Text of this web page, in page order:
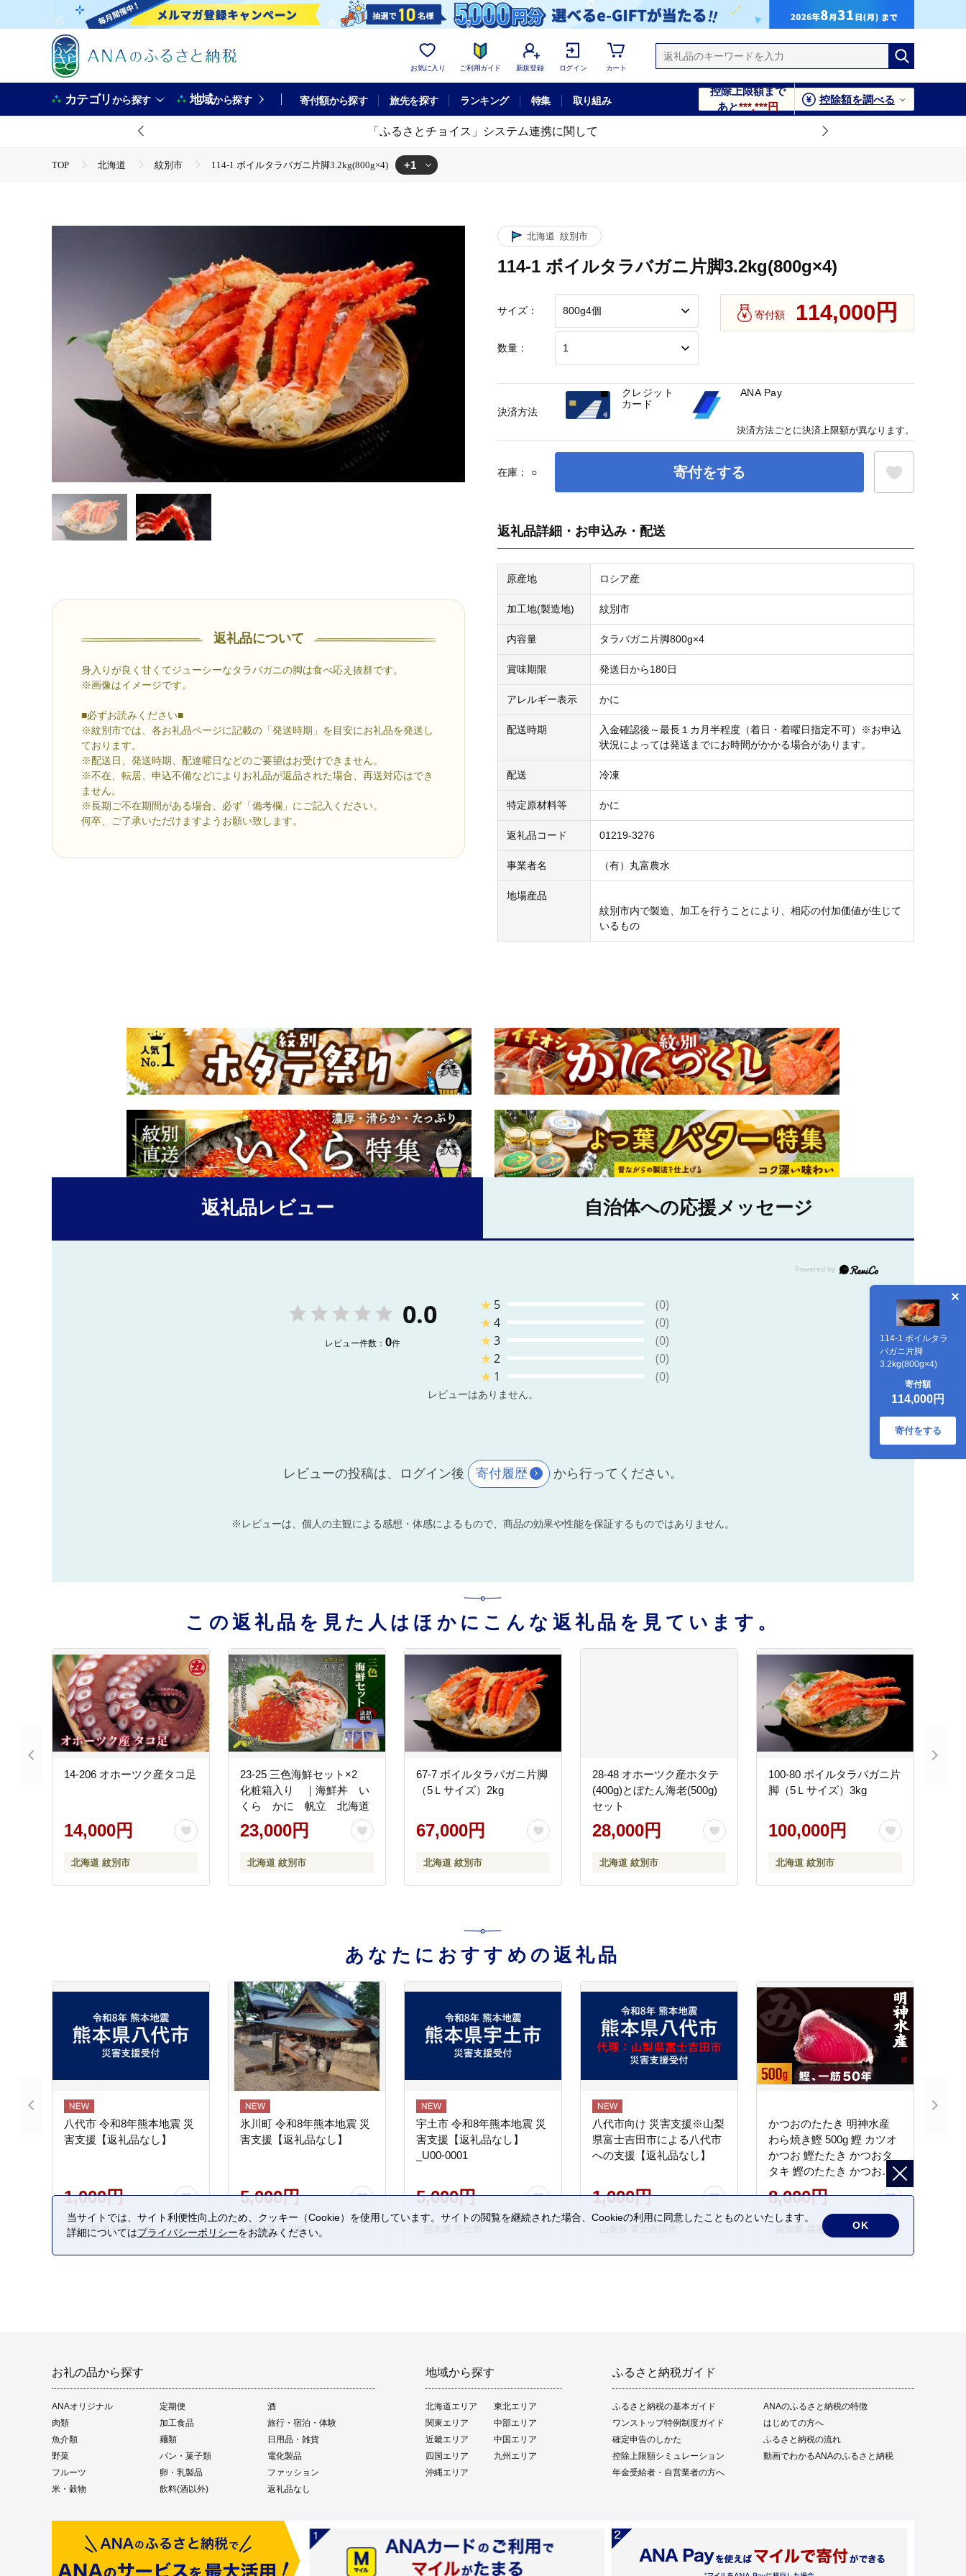
お気に入り ご利用ガイド 新規登録 ログイン カート
カテゴリから探す 地域から探す 寄付額から探す 旅先を探す ランキング 特集 取り組み
控除上限額まで
あと***,***円
控除額を調べる
「ふるさとチョイス」システム連携に関して
TOP 北海道 紋別市 114-1 ボイルタラバガニ片脚3.2kg(800g×4) +1
返礼品について
身入りが良く甘くてジューシーなタラバガニの脚は食べ応え抜群です。
※画像はイメージです。
■必ずお読みください■
※紋別市では、各お礼品ページに記載の「発送時期」を目安にお礼品を発送し
ております。
※配送日、発送時期、配達曜日などのご要望はお受けできません。
※不在、転居、申込不備などによりお礼品が返品された場合、再送対応はでき
ません。
※長期ご不在期間がある場合、必ず「備考欄」にご記入ください。
何卒、ご了承いただけますようお願い致します。
北海道 紋別市
114-1 ボイルタラバガニ片脚3.2kg(800g×4)
サイズ：
数量：
寄付額 114,000円
在庫： ○ 寄付をする
114-1 ボイルタラ
バガニ片脚
3.2kg(800g×4)
寄付額
114,000円
寄付をする
返礼品詳細・お申込み・配送
原産地 ロシア産
加工地(製造地) 紋別市
内容量 タラバガニ片脚800g×4
賞味期限 発送日から180日
アレルギー表示 かに
配送時期
入金確認後～最長１カ月半程度（着日・着曜日指定不可）※お申込
状況によっては発送までにお時間がかかる場合があります。
配送 冷凍
特定原材料等 かに
返礼品コード 01219-3276
事業者名 （有）丸富農水
地場産品
紋別市内で製造、加工を行うことにより、相応の付加価値が生じて
いるもの
決済方法
クレジット
カード
ANA Pay
決済方法ごとに決済上限額が異なります。
返礼品レビュー 自治体への応援メッセージ
0.0
レビュー件数： 0件
★ 5
(0)
★4
(0)
★3
(0)
★2
(0)
★ 1 (0)
レビューはありません。
レビューの投稿は、ログイン後 寄付履歴 から行ってください。
※レビューは、個人の主観による感想・体感によるもので、商品の効果や性能を保証するものではありません。
この返礼品を見た人はほかにこんな返礼品を見ています。
14-206 オホーツク産タコ足
14,000円
北海道 紋別市
23-25 三色海鮮セット×2
化粧箱入り ｜海鮮丼 い
くら かに 帆立 北海道
23,000円
北海道 紋別市
67-7 ボイルタラバガニ片脚
（5Ｌサイズ）2kg
67,000円
北海道 紋別市
28-48 オホーツク産ホタテ
(400g)とぼたん海老(500g)
セット
28,000円
北海道 紋別市
100-80 ボイルタラバガニ片
脚（5Ｌサイズ）3kg
100,000円
北海道 紋別市
あなたにおすすめの返礼品
八代市 令和8年熊本地震 災
害支援【返礼品なし】
1,000円
熊本県 八代市
氷川町 令和8年熊本地震 災
害支援【返礼品なし】
5,000円
熊本県 氷川町
宇土市 令和8年熊本地震 災
害支援【返礼品なし】
_U00-0001
5,000円
八代市向け 災害支援※山梨
県富士吉田市による八代市
への支援【返礼品なし】
1,000円
かつおのたたき 明神水産
わら焼き鰹 500g 鰹 カツオ
かつお 鰹たたき かつおタ
タキ 鰹のたたき かつおの
タタキ 藁焼き わら焼き 魚
さかな 海鮮 刺身 お刺身 冷
凍 ご家庭用 グルメ 特産品
ご当地 本場 高知 黒潮町 ギ
8,000円
高知県 黒潮町
お礼の品から探す
ANAオリジナル 定期便
酒
肉類
加工食品
旅行・宿泊・体験
魚介類
麺類
日用品・雑貨
野菜
パン・菓子類
電化製品
フルーツ
卵・乳製品
ファッション
米・穀物
飲料(酒以外) 返礼品なし
地域から探す
北海道エリア
東北エリア
関東エリア
中部エリア
近畿エリア
中国エリア
四国エリア
九州エリア
沖縄エリア
ふるさと納税ガイド
ふるさと納税の基本ガイド
ANAのふるさと納税の特徴
ワンストップ特例制度ガイド
はじめての方へ
確定申告のしかた
ふるさと納税の流れ
控除上限額シミュレーション
動画でわかるANAのふるさと納税
年金受給者・自営業者の方へ
当サイトでは、サイト利便性向上のため、クッキー（Cookie）を使用しています。サイトの閲覧を継続された場合、Cookieの利用に同意したことものといたします。
詳細についてはプライバシーポリシーをお読みください。
OK